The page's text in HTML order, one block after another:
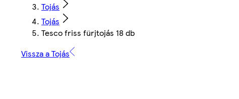
Tojás
Tojás
Tesco friss fürjtojás 18 db
Vissza a Tojás